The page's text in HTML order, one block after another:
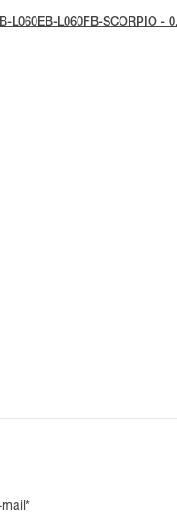
L060EB-L060FB-SCORPIO -
mail*